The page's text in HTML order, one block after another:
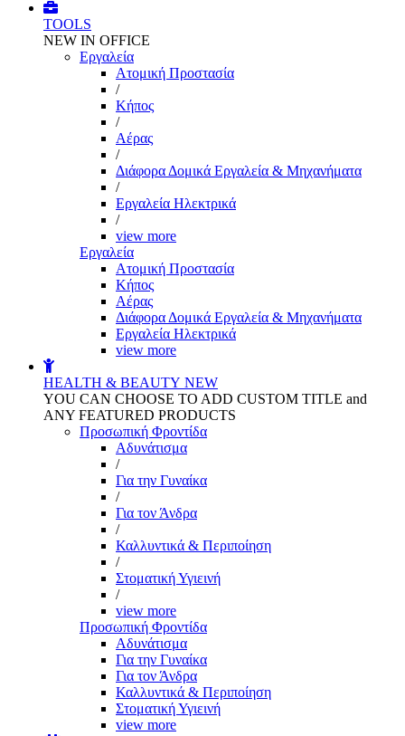
TOOLS
NEW IN OFFICE
Εργαλεία
Aτομική Προστασία
/
Kήπος
/
Αέρας
/
Διάφορα Δομικά Εργαλεία & Μηχανήματα
/
Εργαλεία Ηλεκτρικά
/
view more
Εργαλεία
Aτομική Προστασία
Kήπος
Αέρας
Διάφορα Δομικά Εργαλεία & Μηχανήματα
Εργαλεία Ηλεκτρικά
view more
HEALTH & BEAUTY NEW
YOU CAN CHOOSE TO ADD CUSTOM TITLE and
ANY FEATURED PRODUCTS
Προσωπική Φροντίδα
Αδυνάτισμα
/
Για την Γυναίκα
/
Για τον Άνδρα
/
Καλλυντικά & Περιποίηση
/
Στοματική Υγιεινή
/
view more
Προσωπική Φροντίδα
Αδυνάτισμα
Για την Γυναίκα
Για τον Άνδρα
Καλλυντικά & Περιποίηση
Στοματική Υγιεινή
view more